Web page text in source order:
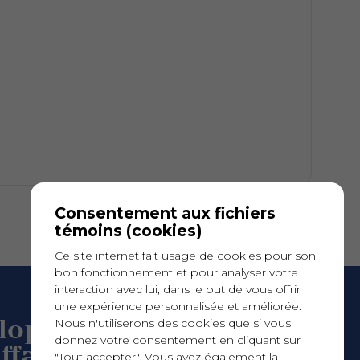
Consentement aux fichiers
témoins (cookies)
Ce site internet fait usage de cookies pour son
bon fonctionnement et pour analyser votre
interaction avec lui, dans le but de vous offrir
une expérience personnalisée et améliorée.
Nous n'utiliserons des cookies que si vous
donnez votre consentement en cliquant sur
"Tout accepter". Vous avez également la